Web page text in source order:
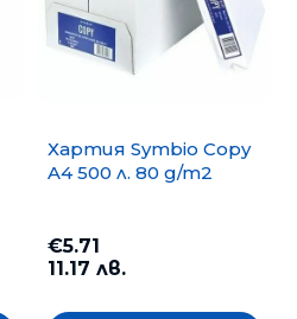
Хартия Symbio Copy
A4 500 л. 80 g/m2
€5.71
11.17 лв.